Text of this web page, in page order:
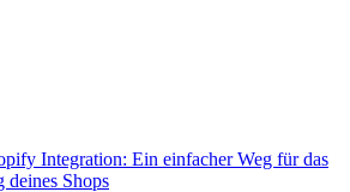
Integration: Ein einfacher Weg für das
Shops